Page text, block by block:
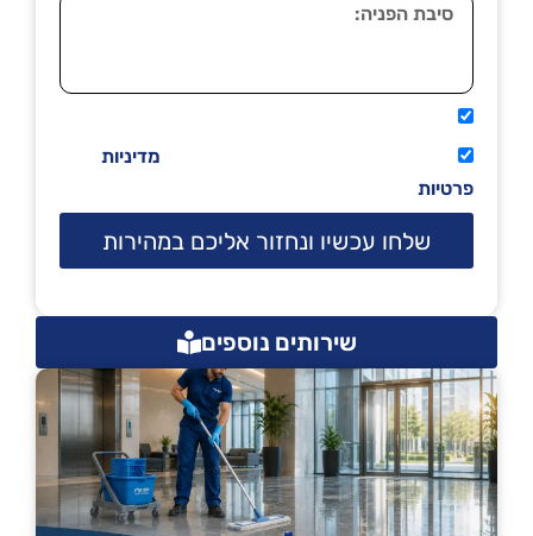
מדיניות
פרטיות
שלחו עכשיו ונחזור אליכם במהירות
שירותים נוספים